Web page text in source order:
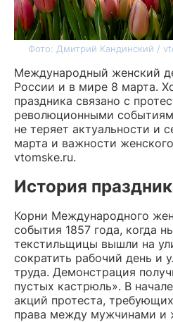
Фото: Дмитрий Кандинский /
Международный женский
России и в мире 8 марта.
праздника связано с
революционными
не теряет актуальности и
марта и важности
vtomske.ru.
История
Корни Международного
события 1857 года, когда
текстильщицы вышли на
сократить рабочий день и
труда. Демонстрация
пустых кастрюль». В
акций протеста,
права между мужчинами и